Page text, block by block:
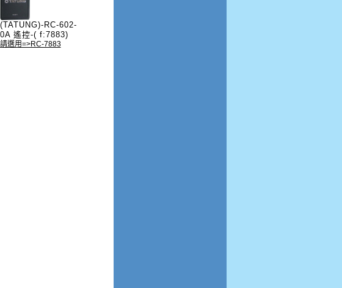
(TATUNG)-RC-602-
0A 遙控-( f:7883)
請選用=>RC-7883